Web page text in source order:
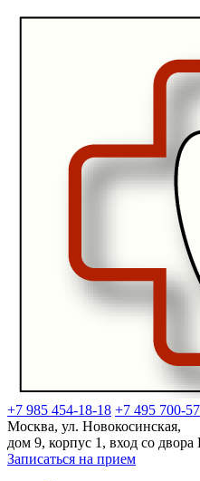
+7 985 454-18-18 +7 495 700-
Москва, ул. Новокосинская,
дом 9, корпус 1, вход со двора
Записаться на прием